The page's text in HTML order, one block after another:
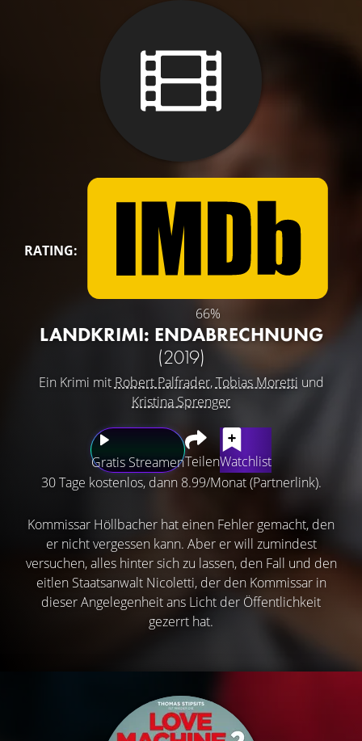
RATING:
66%
LANDKRIMI: ENDABRECHNUNG
(2019)
Ein Krimi mit Robert Palfrader,Tobias Moretti und
Kristina Sprenger
Gratis StreamenTeilenWatchlist
30 Tage kostenlos, dann 8.99/Monat (Partnerlink).
Kommissar Höllbacher hat einen Fehler gemacht, den
er nicht vergessen kann. Aber er will zumindest
versuchen, alles hinter sich zu lassen, den Fall und den
eitlen Staatsanwalt Nicoletti, der den Kommissar in
dieser Angelegenheit ans Licht der Öffentlichkeit
gezerrt hat.